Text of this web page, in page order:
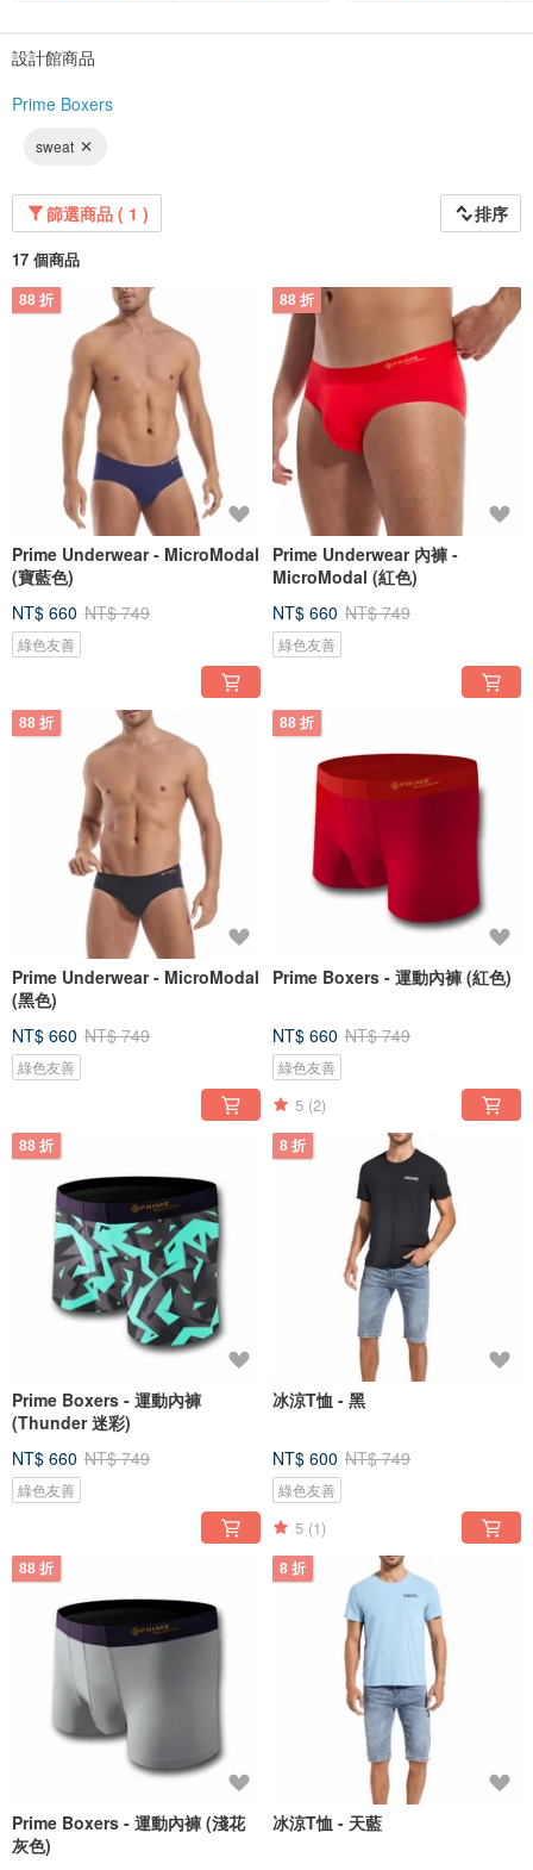
設計館商品
Prime Boxers
sweat
篩選商品 ( 1 ) 排序
17 個商品
88 折
Prime Underwear - MicroModal
(寶藍色)
NT$ 660 NT$ 749
綠色友善
88 折
Prime Underwear 內褲 -
MicroModal (紅色)
NT$ 660 NT$ 749
綠色友善
88 折
Prime Underwear - MicroModal
(黑色)
NT$ 660 NT$ 749
綠色友善
88 折
Prime Boxers - 運動內褲 (紅色)
NT$ 660 NT$ 749
綠色友善
5 (2)
88 折
Prime Boxers - 運動內褲
(Thunder 迷彩)
NT$ 660 NT$ 749
綠色友善
8 折
冰涼T恤 - 黑
NT$ 600 NT$ 749
綠色友善
5 (1)
88 折
Prime Boxers - 運動內褲 (淺花
灰色)
8 折
冰涼T恤 - 天藍